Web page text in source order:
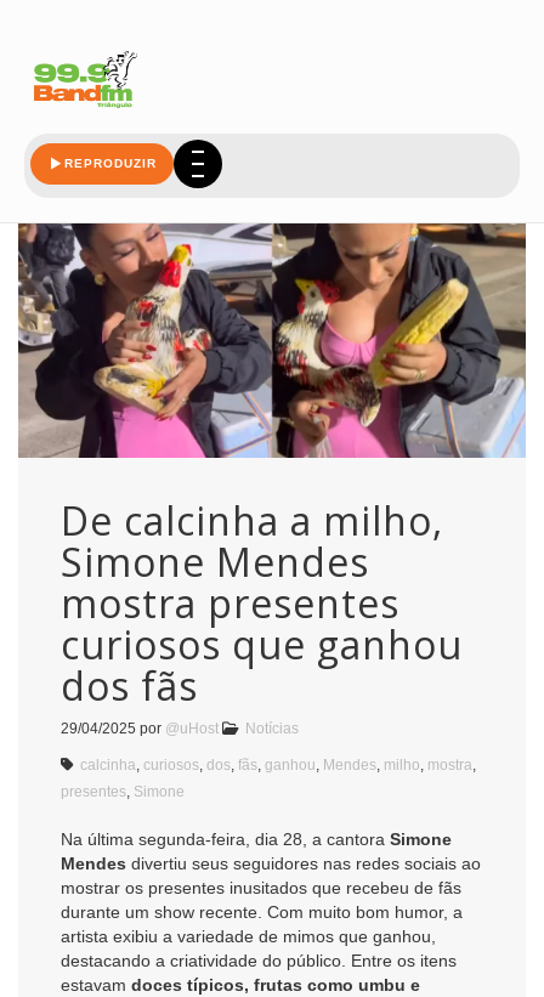
REPRODUZIR
De calcinha a milho,
Simone Mendes
mostra presentes
curiosos que ganhou
dos fãs
29/04/2025 por @uHost Notícias
calcinha curiosos dos fãs ganhou Mendes milho mostra
presentes Simone
Na última segunda-feira, dia 28, a cantora Simone
Mendes divertiu seus seguidores nas redes sociais ao
mostrar os presentes inusitados que recebeu de fãs
durante um show recente. Com muito bom humor, a
artista exibiu a variedade de mimos que ganhou,
destacando a criatividade do público. Entre os itens
estavam doces típicos, frutas como umbu e